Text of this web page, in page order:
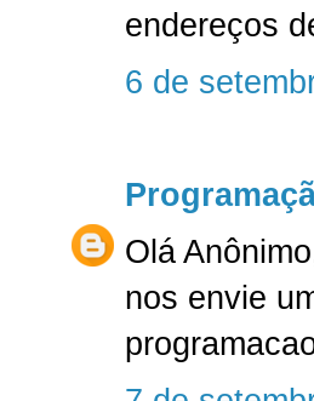
endereços
6 de
Olá
nos envie